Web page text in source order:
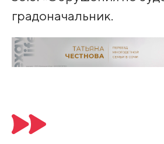
градоначальник.